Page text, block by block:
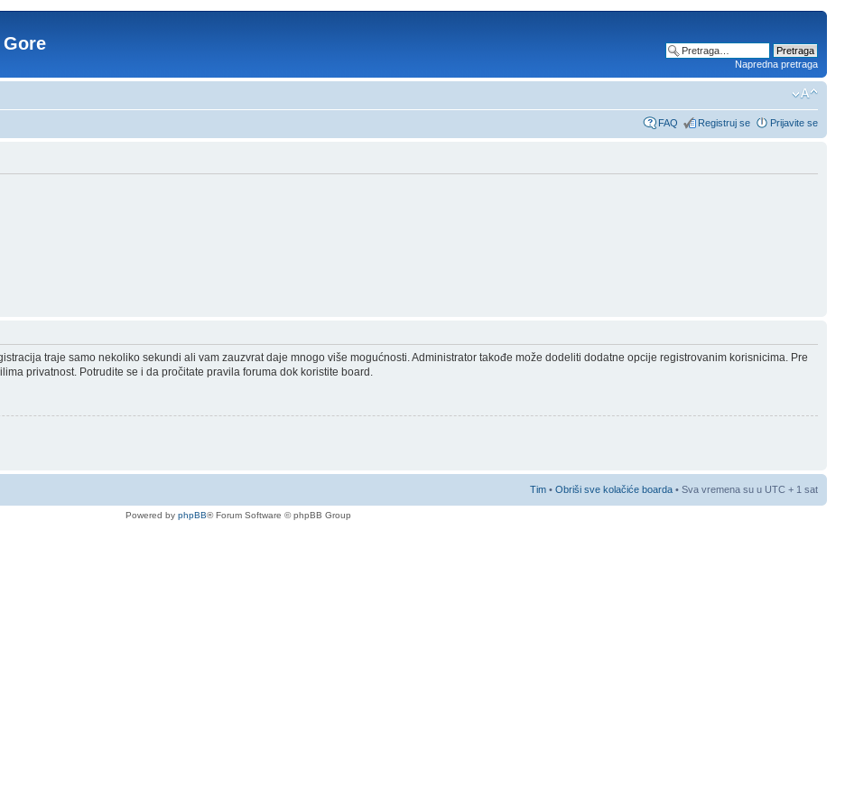
Napredna pretraga
FAQ Registruj se Prijavite se
traje samo nekoliko sekundi ali vam zauzvrat daje mnogo više mogućnosti. Administrator takođe može dodeliti dodatne opcije registrovanim korisnicima. Pre
privatnost. Potrudite se i da pročitate pravila foruma dok koristite board.
Tim • Obriši sve kolačiće boarda • Sva vremena su u UTC + 1 sat
Powered by phpBB® Forum Software © phpBB Group